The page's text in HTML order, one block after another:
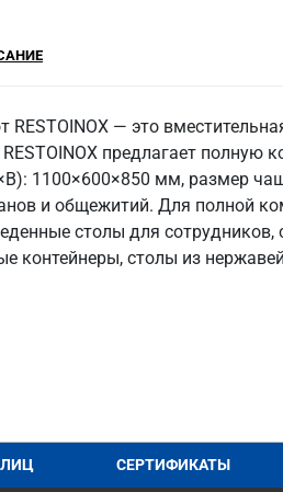
— это
предлагает
1100×600×850 мм, размер
и общежитий. Для полной
столы для
контейнеры, столы из
СЕРТИФИКАТЫ